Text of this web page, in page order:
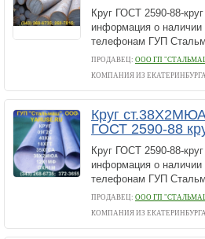
Круг ГОСТ 2590-88-
информация о наличии
телефонам ГУП
ПРОДАВЕЦ: ООО ГП
КОМПАНИЯ ИЗ ЕКАТЕРИНБУРГА
Круг
ГОСТ 2590-88
Круг ГОСТ 2590-88-
информация о наличии
телефонам ГУП
ПРОДАВЕЦ: ООО ГП
КОМПАНИЯ ИЗ ЕКАТЕРИНБУРГА